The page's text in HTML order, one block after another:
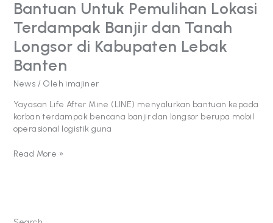
Bantuan Untuk Pemulihan Lokasi
Terdampak Banjir dan Tanah
Longsor di Kabupaten Lebak
Banten
News / Oleh imajiner
Yayasan Life After Mine (LINE) menyalurkan bantuan kepada
korban terdampak bencana banjir dan longsor berupa mobil
operasional logistik guna
di
Kabupaten
Lebak
Banten
Read More »